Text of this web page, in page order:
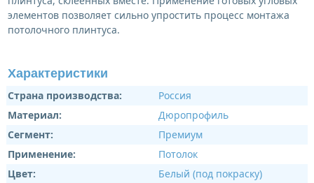
элементов позволяет сильно упростить процесс монтажа
потолочного плинтуса.
Характеристики
Страна производства:
Россия
Материал:
Дюропрофиль
Сегмент:
Премиум
Применение:
Потолок
Цвет:
Белый (под покраску)